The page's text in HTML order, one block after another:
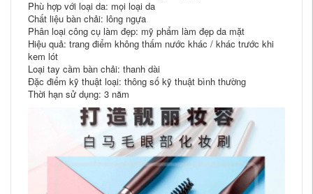
Phù hợp với loại da: mọi loại da
Chất liệu bàn chải: lông ngựa
Phân loại công cụ làm đẹp: mỹ phẩm làm đẹp da mặt
Hiệu quả: trang điểm không thấm nước khác / khác trước khi
kem lót
Loại tay cầm bàn chải: thanh dài
Đặc điểm kỹ thuật loại: thông số kỹ thuật bình thường
Thời hạn sử dụng: 3 năm